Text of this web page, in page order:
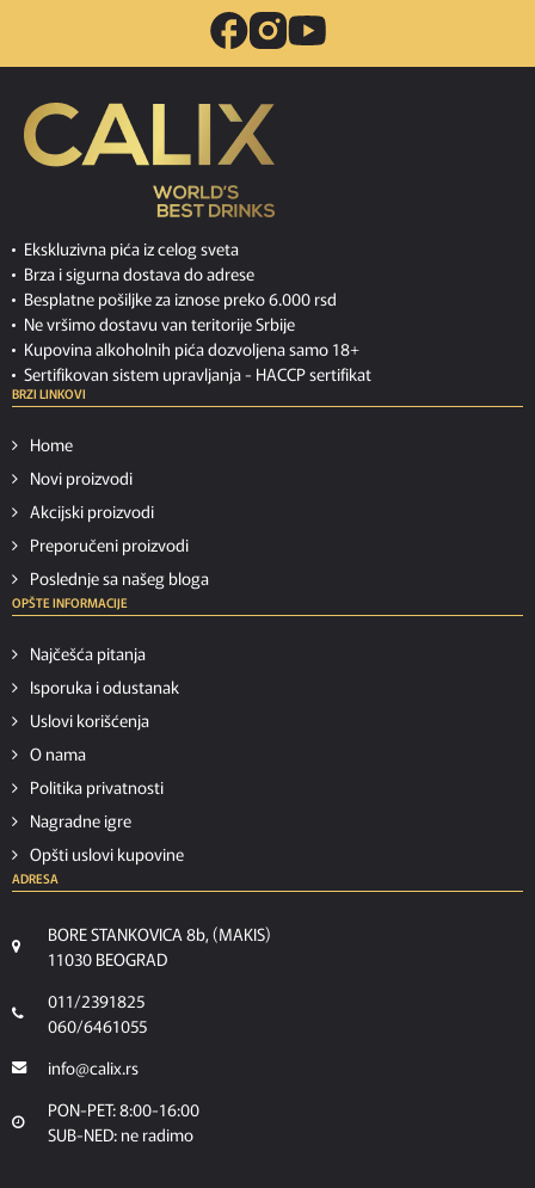
Ekskluzivna pića iz celog sveta
Brza i sigurna dostava do adrese
Besplatne pošiljke za iznose preko 6.000 rsd
Ne vršimo dostavu van teritorije Srbije
Kupovina alkoholnih pića dozvoljena samo 18+
Sertifikovan sistem upravljanja - HACCP sertifikat
BRZI LINKOVI
Home
Novi proizvodi
Akcijski proizvodi
Preporučeni proizvodi
Poslednje sa našeg bloga
OPŠTE INFORMACIJE
Najčešća pitanja
Isporuka i odustanak
Uslovi korišćenja
O nama
Politika privatnosti
Nagradne igre
Opšti uslovi kupovine
ADRESA
BORE STANKOVICA 8b, (MAKIS)
11030 BEOGRAD
011/2391825
060/6461055
info@calix.rs
PON-PET: 8:00-16:00
SUB-NED: ne radimo